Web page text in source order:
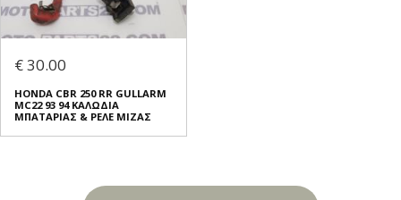
€ 30.00
HONDA CBR 250 RR GULLARM
MC22 93 94 ΚΑΛΩΔΙΑ
ΜΠΑΤΑΡΙΑΣ & ΡΕΛΕ ΜΙΖΑΣ